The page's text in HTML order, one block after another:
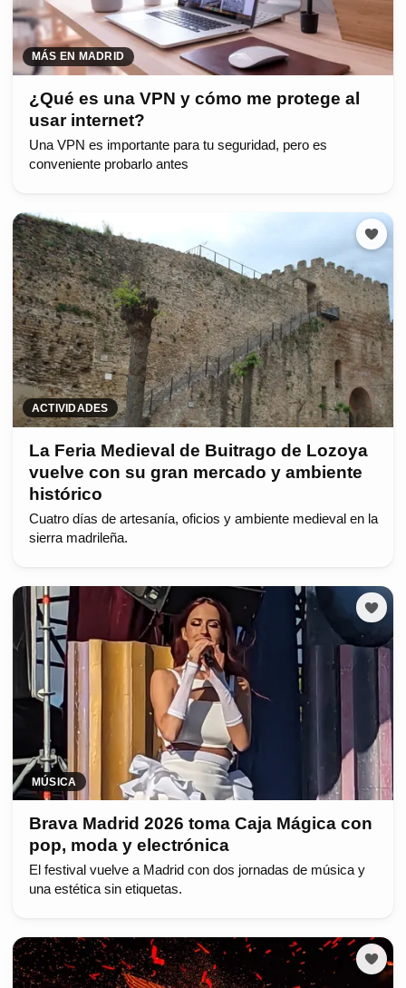
MÁS EN MADRID
¿Qué es una VPN y cómo me protege al
usar internet?
Una VPN es importante para tu seguridad, pero es
conveniente probarlo antes
ACTIVIDADES
La Feria Medieval de Buitrago de Lozoya
vuelve con su gran mercado y ambiente
histórico
Cuatro días de artesanía, oficios y ambiente medieval en la
sierra madrileña.
MÚSICA
Brava Madrid 2026 toma Caja Mágica con
pop, moda y electrónica
El festival vuelve a Madrid con dos jornadas de música y
una estética sin etiquetas.